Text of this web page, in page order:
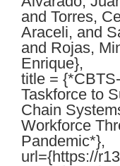
and Torres,
Araceli, and
and Rojas,
Enrique},
title =
Taskforce to
Chain
Workforce
Pandemic*},
url={https://